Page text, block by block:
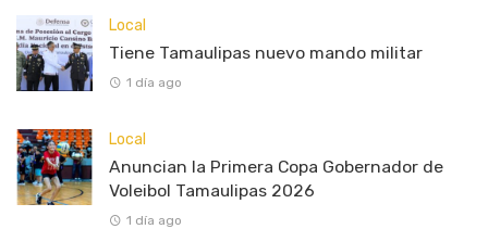
Local
Tiene Tamaulipas nuevo mando militar
1 día ago
Local
Anuncian la Primera Copa Gobernador de
Voleibol Tamaulipas 2026
1 día ago